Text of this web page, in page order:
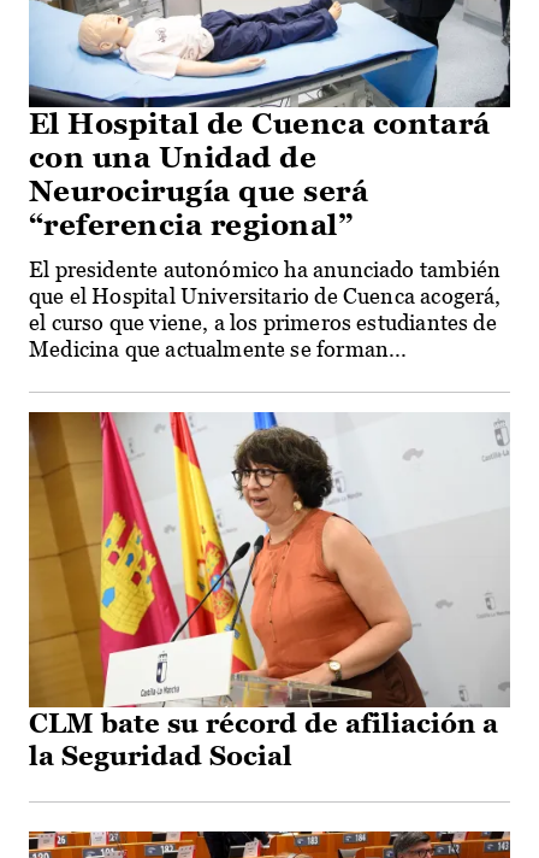
El Hospital de Cuenca contará
con una Unidad de
Neurocirugía que será
“referencia regional”
El presidente autonómico ha anunciado también
que el Hospital Universitario de Cuenca acogerá,
el curso que viene, a los primeros estudiantes de
Medicina que actualmente se forman...
CLM bate su récord de afiliación a
la Seguridad Social